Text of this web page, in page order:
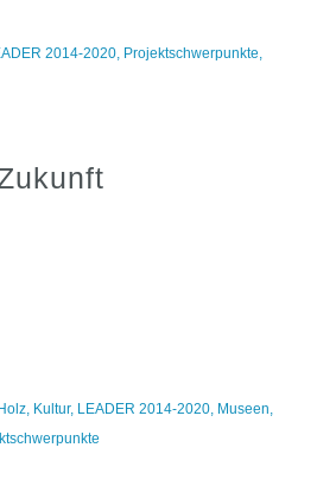
2014-2020, Projektschwerpunkte,
Holz, Kultur, LEADER 2014-2020, Museen,